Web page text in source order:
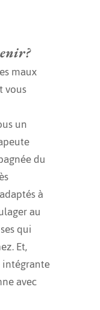
maux
vous
un
du
à
au
qui
Et,
avec